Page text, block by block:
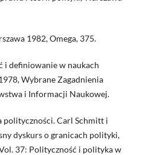
1982, Omega, 375.
i definiowanie w naukach
Wybrane Zagadnienia
i Informacji Naukowej.
polityczności. Carl Schmitt i
dyskurs o granicach polityki,
37: Polityczność i polityka w